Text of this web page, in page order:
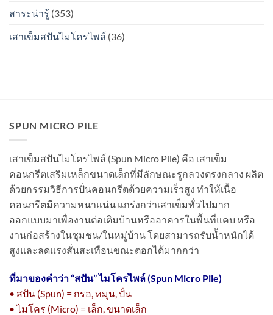
สาระน่ารู้ (353)
เสาเข็มสปันไมโครไพล์ (36)
SPUN MICRO PILE
เสาเข็มสปันไมโครไพล์ (Spun Micro Pile) คือ เสาเข็ม
คอนกรีตเสริมเหล็กขนาดเล็กที่มีลักษณะรูกลวงตรงกลาง ผลิต
ด้วยกรรมวิธีการปั่นคอนกรีตด้วยความเร็วสูง ทำให้เนื้อ
คอนกรีตมีความหนาแน่น แกร่งกว่าเสาเข็มทั่วไปมาก
ออกแบบมาเพื่องานต่อเติมบ้านหรืออาคารในพื้นที่แคบ หรือ
งานก่อสร้างในชุมชน/ในหมู่บ้าน โดยสามารถรับน้ำหนักได้
สูงและลดแรงสั่นสะเทือนขณะตอกได้มากกว่า
ที่มาของคำว่า “สปัน” ไมโครไพล์ (Spun Micro Pile)
• สปัน (Spun) = กรอ, หมุน, ปั่น
• ไมโคร (Micro) = เล็ก, ขนาดเล็ก